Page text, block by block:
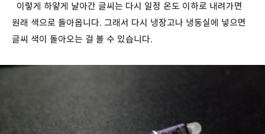
이렇게 하얗게 날아간 글씨는 다시 일정 온도 이하로 내려가면
원래 색으로 돌아옵니다. 그래서 다시 냉장고나 냉동실에 넣으면
글씨 색이 돌아오는 걸 볼 수 있습니다.